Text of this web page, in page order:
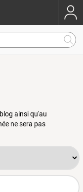
ainsi qu'au
ne sera pas